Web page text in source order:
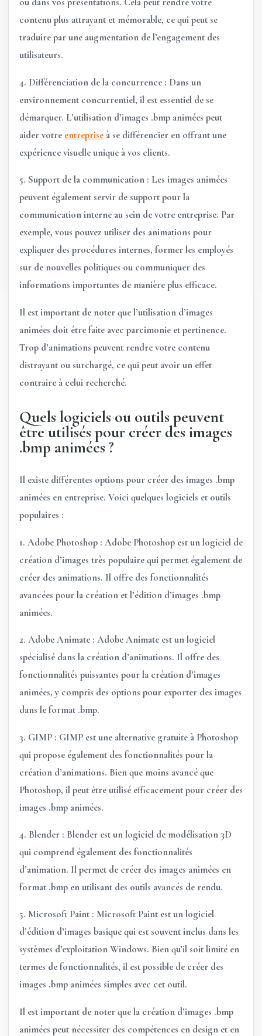
ou dans vos présentations. Cela peut rendre votre
contenu plus attrayant et mémorable, ce qui peut se
traduire par une augmentation de l’engagement des
utilisateurs.
4. Différenciation de la concurrence : Dans un
environnement concurrentiel, il est essentiel de se
démarquer. L’utilisation d’images .bmp animées peut
aider votre entreprise à se différencier en offrant une
expérience visuelle unique à vos clients.
5. Support de la communication : Les images animées
peuvent également servir de support pour la
communication interne au sein de votre entreprise. Par
exemple, vous pouvez utiliser des animations pour
expliquer des procédures internes, former les employés
sur de nouvelles politiques ou communiquer des
informations importantes de manière plus efficace.
Il est important de noter que l’utilisation d’images
animées doit être faite avec parcimonie et pertinence.
Trop d’animations peuvent rendre votre contenu
distrayant ou surchargé, ce qui peut avoir un effet
contraire à celui recherché.
Quels logiciels ou outils peuvent
être utilisés pour créer des images
.bmp animées ?
Il existe différentes options pour créer des images .bmp
animées en entreprise. Voici quelques logiciels et outils
populaires :
1. Adobe Photoshop : Adobe Photoshop est un logiciel de
création d’images très populaire qui permet également de
créer des animations. Il offre des fonctionnalités
avancées pour la création et l’édition d’images .bmp
animées.
2. Adobe Animate : Adobe Animate est un logiciel
spécialisé dans la création d’animations. Il offre des
fonctionnalités puissantes pour la création d’images
animées, y compris des options pour exporter des images
dans le format .bmp.
3. GIMP : GIMP est une alternative gratuite à Photoshop
qui propose également des fonctionnalités pour la
création d’animations. Bien que moins avancé que
Photoshop, il peut être utilisé efficacement pour créer des
images .bmp animées.
4. Blender : Blender est un logiciel de modélisation 3D
qui comprend également des fonctionnalités
d’animation. Il permet de créer des images animées en
format .bmp en utilisant des outils avancés de rendu.
5. Microsoft Paint : Microsoft Paint est un logiciel
d’édition d’images basique qui est souvent inclus dans les
systèmes d’exploitation Windows. Bien qu’il soit limité en
termes de fonctionnalités, il est possible de créer des
images .bmp animées simples avec cet outil.
Il est important de noter que la création d’images .bmp
animées peut nécessiter des compétences en design et en